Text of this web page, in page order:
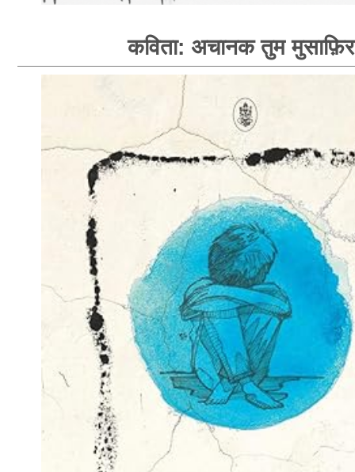
कविता: अचानक तुम मुसाफ़िर